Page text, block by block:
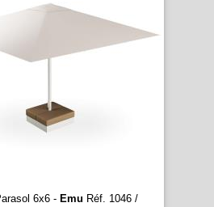
6x6 - Emu Réf. 1046 /